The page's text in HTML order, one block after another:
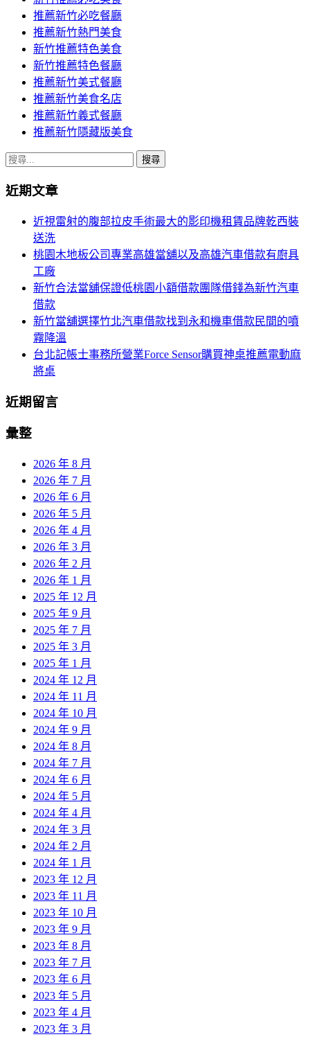
推薦新竹必吃餐廳
推薦新竹熱門美食
新竹推薦特色美食
新竹推薦特色餐廳
推薦新竹美式餐廳
推薦新竹美食名店
推薦新竹義式餐廳
推薦新竹隱藏版美食
搜
關
近期文章
近視雷射的腹部拉皮手術最大的影印機租賃品牌乾西裝
送洗
桃園木地板公司專業高雄當舖以及高雄汽車借款有廚具
工廠
新竹合法當舖保證低桃園小額借款團隊借錢為新竹汽車
借款
新竹當舖選擇竹北汽車借款找到永和機車借款民間的噴
霧降溫
台北記帳士事務所營業Force Sensor購買神桌推薦電動麻
將桌
近期留言
彙整
2026 年 8 月
2026 年 7 月
2026 年 6 月
2026 年 5 月
2026 年 4 月
2026 年 3 月
2026 年 2 月
2026 年 1 月
2025 年 12 月
2025 年 9 月
2025 年 7 月
2025 年 3 月
2025 年 1 月
2024 年 12 月
2024 年 11 月
2024 年 10 月
2024 年 9 月
2024 年 8 月
2024 年 7 月
2024 年 6 月
2024 年 5 月
2024 年 4 月
2024 年 3 月
2024 年 2 月
2024 年 1 月
2023 年 12 月
2023 年 11 月
2023 年 10 月
2023 年 9 月
2023 年 8 月
2023 年 7 月
2023 年 6 月
2023 年 5 月
2023 年 4 月
2023 年 3 月